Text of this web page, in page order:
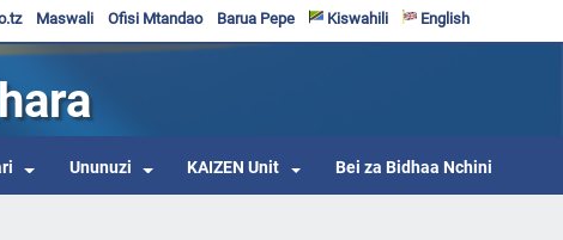
English
Kiswahili
Barua Pepe
Ofisi Mtandao
Maswali
Ununuzi KAIZEN Unit Bei za Bidhaa Nchini